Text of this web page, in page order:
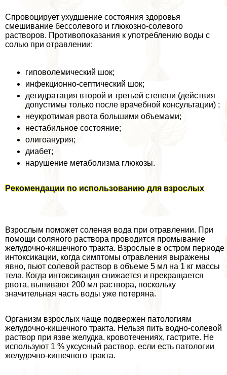
Спровоцирует ухудшение состояния здоровья
смешивание бессолевого и глюкозно-солевого
растворов. Противопоказания к употрeблению воды с
солью при отравлении:
гиповолемический шок;
инфекционно-септический шок;
дегидратация второй и третьей степени (действия
допустимы только после врачебной консультации) ;
неукротимая рвота большими объемами;
нестабильное состояние;
олигоанурия;
диабет;
нарушение метаболизма глюкозы.
Рекомендации по использованию для взрослых
Взрослым поможет соленая вода при отравлении. При
помощи соляного раствора проводится промывание
желудочно-кишечного тpaкта. Взрослые в остром периоде
интоксикации, когда симптомы отравления выражены
явно, пьют солевой раствор в объеме 5 мл на 1 кг массы
тела. Когда интоксикация снижается и прекращается
рвота, выпивают 200 мл раствора, поскольку
значительная часть воды уже потеряна.
Организм взрослых чаще подвержен патологиям
желудочно-кишечного тpaкта. Нельзя пить водно-солевой
раствор при язве желудка, кровотечениях, гастрите. Не
используют 1 % уксусный раствор, если есть патологии
желудочно-кишечного тpaкта.